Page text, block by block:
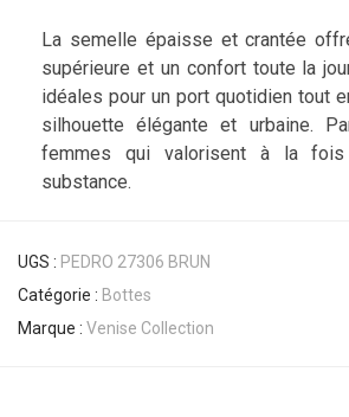
La semelle épaisse et crantée
supérieure et un confort toute la
idéales pour un port quotidien tout
silhouette élégante et urbaine.
femmes qui valorisent à la
substance.
UGS : PEDRO 27306 BRUN
Catégorie : Bottes
Marque : Venise Collection